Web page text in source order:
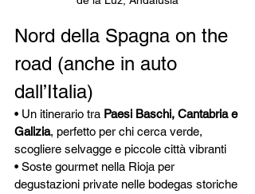
Nord della Spagna on the
road (anche in auto
dall’Italia)
• Un itinerario tra Paesi Baschi, Cantabria e
Galizia, perfetto per chi cerca verde,
scogliere selvagge e piccole città vibranti
• Soste gourmet nella Rioja per
degustazioni private nelle bodegas storiche